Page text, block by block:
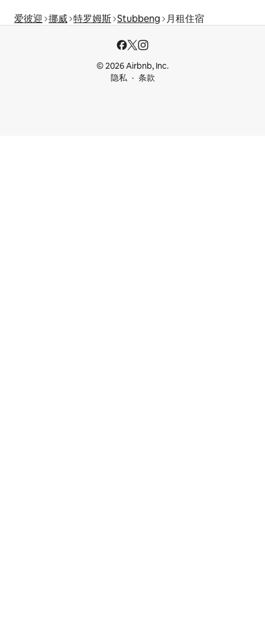
爱彼迎 挪威 特罗姆斯 Stubbeng 月租住宿
© 2026 Airbnb, Inc.
隐私
条款